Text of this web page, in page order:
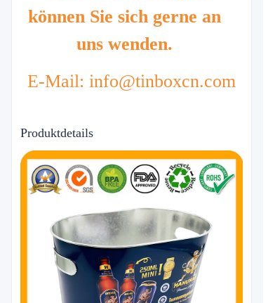
können Sie sich gerne an
uns wenden.
E-Mail: info@tinboxcn.com
Produktdetails